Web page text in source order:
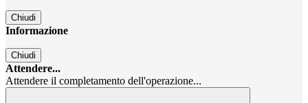
Chiudi
Informazione
Chiudi
Attendere...
Attendere il completamento dell'operazione...